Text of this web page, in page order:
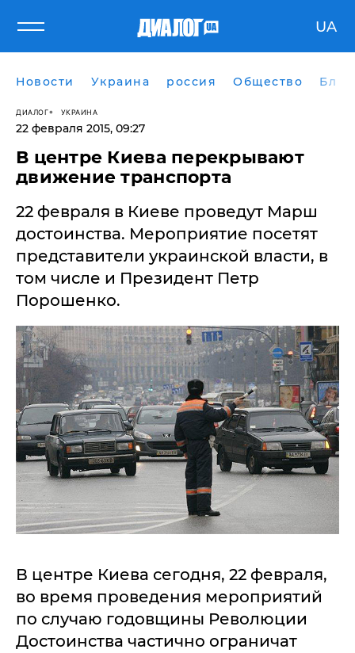
UA
Новости Украина россия Общество
ДИАЛОГ УКРАИНА
22 февраля 2015, 09:27
В центре Киева перекрывают
движение транспорта
22 февраля в Киеве проведут Марш
достоинства. Мероприятие посетят
представители украинской власти, в
том числе и Президент Петр
Порошенко.
В центре Киева сегодня, 22 февраля,
во время проведения мероприятий
по случаю годовщины Революции
Достоинства частично ограничат